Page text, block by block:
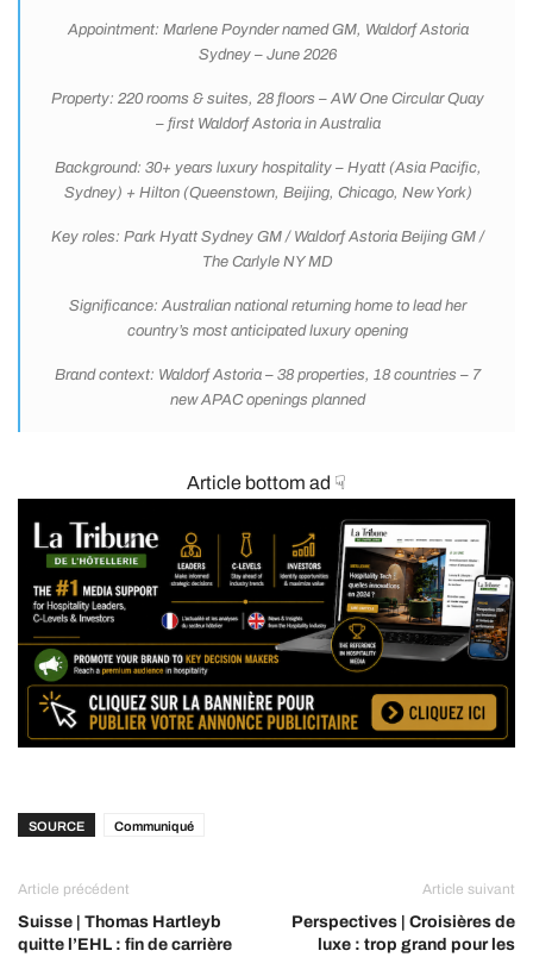
Appointment: Marlene Poynder named GM, Waldorf Astoria
Sydney – June 2026
Property: 220 rooms & suites, 28 floors – AW One Circular Quay
– first Waldorf Astoria in Australia
Background: 30+ years luxury hospitality – Hyatt (Asia Pacific,
Sydney) + Hilton (Queenstown, Beijing, Chicago, New York)
Key roles: Park Hyatt Sydney GM / Waldorf Astoria Beijing GM /
The Carlyle NY MD
Significance: Australian national returning home to lead her
country’s most anticipated luxury opening
Brand context: Waldorf Astoria – 38 properties, 18 countries – 7
new APAC openings planned
Article bottom ad ☟
SOURCE Communiqué
Article précédent
Suisse | Thomas Hartleyb
quitte l’EHL : fin de carrière
Article suivant
Perspectives | Croisières de
luxe : trop grand pour les